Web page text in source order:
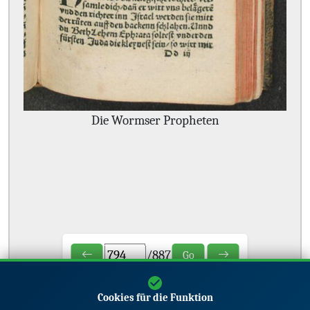
Die Wormser Propheten
/887 Go
Cookies für die Funktion